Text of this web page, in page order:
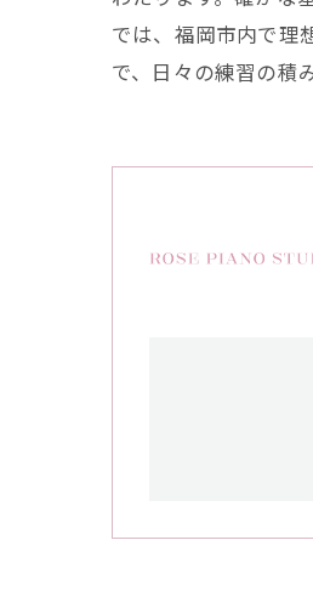
では、福岡市内で理
で、日々の練習の積